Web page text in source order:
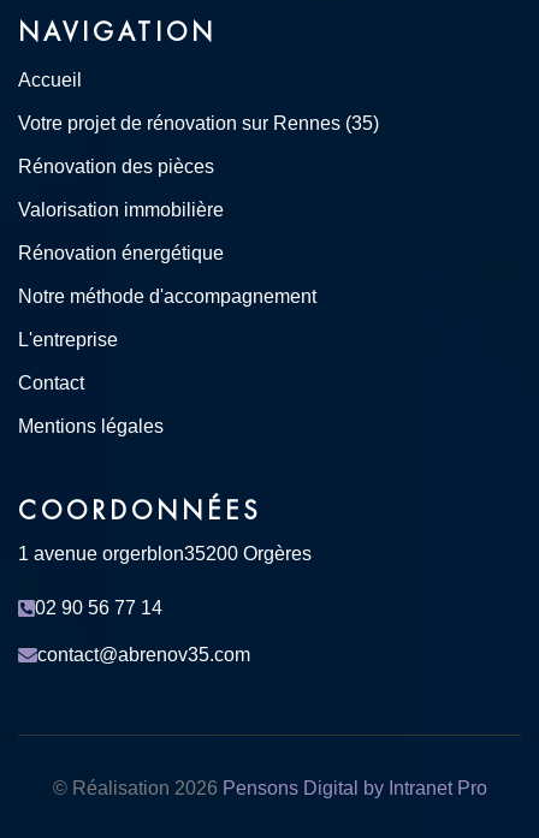
NAVIGATION
Accueil
Votre projet de rénovation sur Rennes (35)
Rénovation des pièces
Valorisation immobilière
Rénovation énergétique
Notre méthode d'accompagnement
L'entreprise
Contact
Mentions légales
COORDONNÉES
1 avenue orgerblon35200 Orgères
02 90 56 77 14
contact@abrenov35.com
© Réalisation 2026 Pensons Digital by Intranet Pro